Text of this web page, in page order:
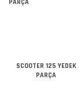
SCOOTER 125 YEDEK
PARÇA